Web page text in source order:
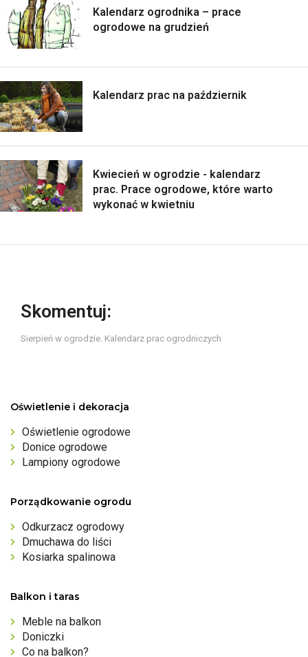
Kalendarz ogrodnika – prace
ogrodowe na grudzień
Kalendarz prac na październik
Kwiecień w ogrodzie - kalendarz
prac. Prace ogrodowe, które warto
wykonać w kwietniu
Skomentuj:
Sierpień w ogrodzie. Kalendarz prac ogrodniczych
Oświetlenie i dekoracja
Oświetlenie ogrodowe
Donice ogrodowe
Lampiony ogrodowe
Porządkowanie ogrodu
Odkurzacz ogrodowy
Dmuchawa do liści
Kosiarka spalinowa
Balkon i taras
Meble na balkon
Doniczki
Co na balkon?